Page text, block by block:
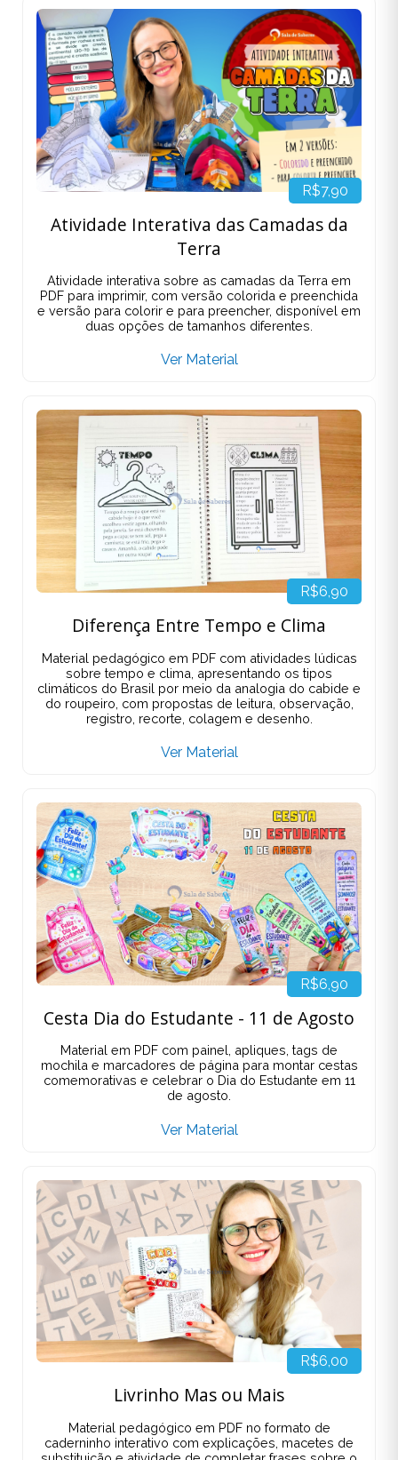
R$7,90
Atividade Interativa das Camadas da
Terra
Atividade interativa sobre as camadas da Terra em
PDF para imprimir, com versão colorida e preenchida
e versão para colorir e para preencher, disponível em
duas opções de tamanhos diferentes.
Ver Material
R$6,90
Diferença Entre Tempo e Clima
Material pedagógico em PDF com atividades lúdicas
sobre tempo e clima, apresentando os tipos
climáticos do Brasil por meio da analogia do cabide e
do roupeiro, com propostas de leitura, observação,
registro, recorte, colagem e desenho.
Ver Material
R$6,90
Cesta Dia do Estudante - 11 de Agosto
Material em PDF com painel, apliques, tags de
mochila e marcadores de página para montar cestas
comemorativas e celebrar o Dia do Estudante em 11
de agosto.
Ver Material
R$6,00
Livrinho Mas ou Mais
Material pedagógico em PDF no formato de
caderninho interativo com explicações, macetes de